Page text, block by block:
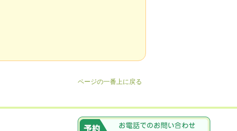
ページの一番上に戻る